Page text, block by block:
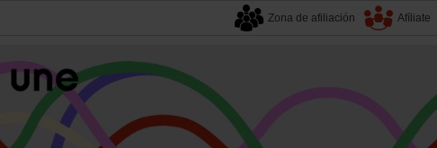
Zona de afiliación Afíliate